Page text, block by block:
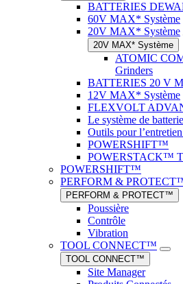
BATTERIES
60V MAX* Système
20V MAX* Système
20V MAX* Système
ATOMIC
Grinders
BATTERIES 20 V
12V MAX* Système
FLEXVOLT
Le système de
Outils pour
POWERSHIFT™
POWERSTACK™
POWERSHIFT™
PERFORM &
PERFORM & PROTECT™
Poussière
Contrôle
Vibration
TOOL CONNECT™
TOOL CONNECT™
Site Manager